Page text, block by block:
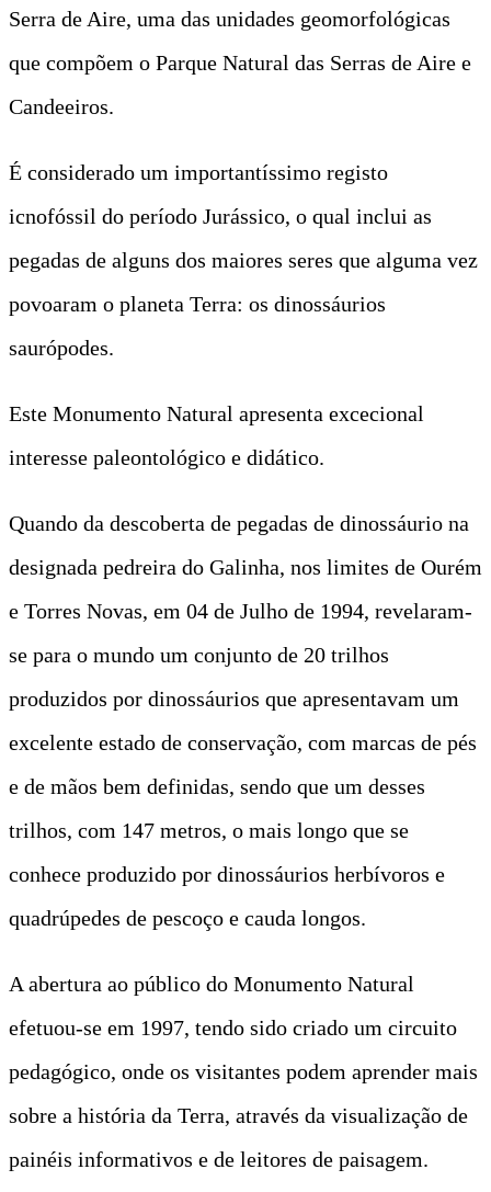
Serra de Aire, uma das unidades geomorfológicas
que compõem o Parque Natural das Serras de Aire e
Candeeiros.
É considerado um importantíssimo registo
icnofóssil do período Jurássico, o qual inclui as
pegadas de alguns dos maiores seres que alguma vez
povoaram o planeta Terra: os dinossáurios
saurópodes.
Este Monumento Natural apresenta excecional
interesse paleontológico e didático.
Quando da descoberta de pegadas de dinossáurio na
designada pedreira do Galinha, nos limites de Ourém
e Torres Novas, em 04 de Julho de 1994, revelaram-
se para o mundo um conjunto de 20 trilhos
produzidos por dinossáurios que apresentavam um
excelente estado de conservação, com marcas de pés
e de mãos bem definidas, sendo que um desses
trilhos, com 147 metros, o mais longo que se
conhece produzido por dinossáurios herbívoros e
quadrúpedes de pescoço e cauda longos.
A abertura ao público do Monumento Natural
efetuou-se em 1997, tendo sido criado um circuito
pedagógico, onde os visitantes podem aprender mais
sobre a história da Terra, através da visualização de
painéis informativos e de leitores de paisagem.